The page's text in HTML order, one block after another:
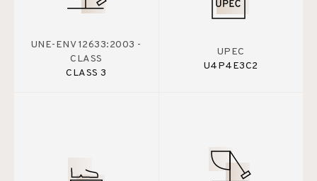
UNE-ENV 12633:2003 -
CLASS
CLASS 3
UPEC
U4P4E3C2